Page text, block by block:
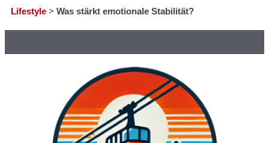
Lifestyle > Was stärkt emotionale Stabilität?